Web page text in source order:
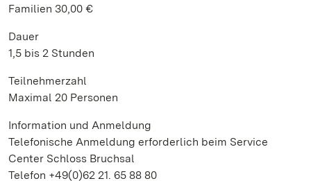
Familien 30,00 €
Dauer
1,5 bis 2 Stunden
Teilnehmerzahl
Maximal 20 Personen
Information und Anmeldung
Telefonische Anmeldung erforderlich beim Service
Center Schloss Bruchsal
Telefon +49(0)62 21. 65 88 80